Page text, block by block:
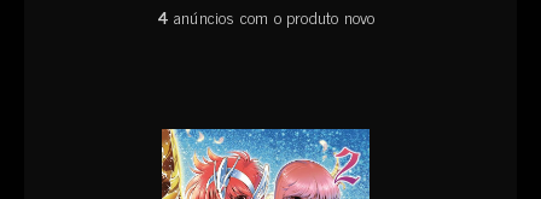
4 anúncios com o produto novo